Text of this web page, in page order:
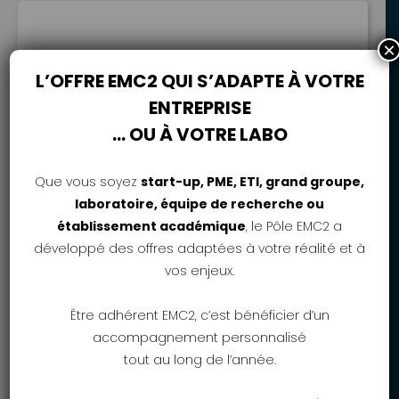
Innovation et démonstration
Hydrogène
Date de clôture : 25/09/2026
soutenir les travaux d’innovation et de
démonstration, permettant de
développer ou d’améliorer les
composants et systèmes liés à la
production, au transport d’hydrogène
et à ses usages, tels que les
ou de fourniture d’énergie. Ces
travaux seront portés par une ou
plusieurs entreprises, […]
L’OFFRE EMC2 QUI S’ADAPTE À VOTRE
ENTREPRISE
… OU À VOTRE LABO
Que vous soyez start-up, PME, ETI, grand groupe,
laboratoire, équipe de recherche ou
établissement académique, le Pôle EMC2 a
développé des offres adaptées à votre réalité et à
vos enjeux.
Être adhérent EMC2, c’est bénéficier d’un
accompagnement personnalisé
tout au long de l’année.
×